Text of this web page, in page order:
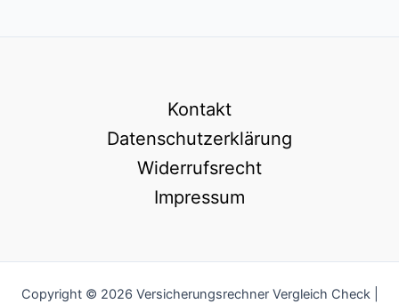
Kontakt
Datenschutzerklärung
Widerrufsrecht
Impressum
Copyright © 2026 Versicherungsrechner Vergleich Check |